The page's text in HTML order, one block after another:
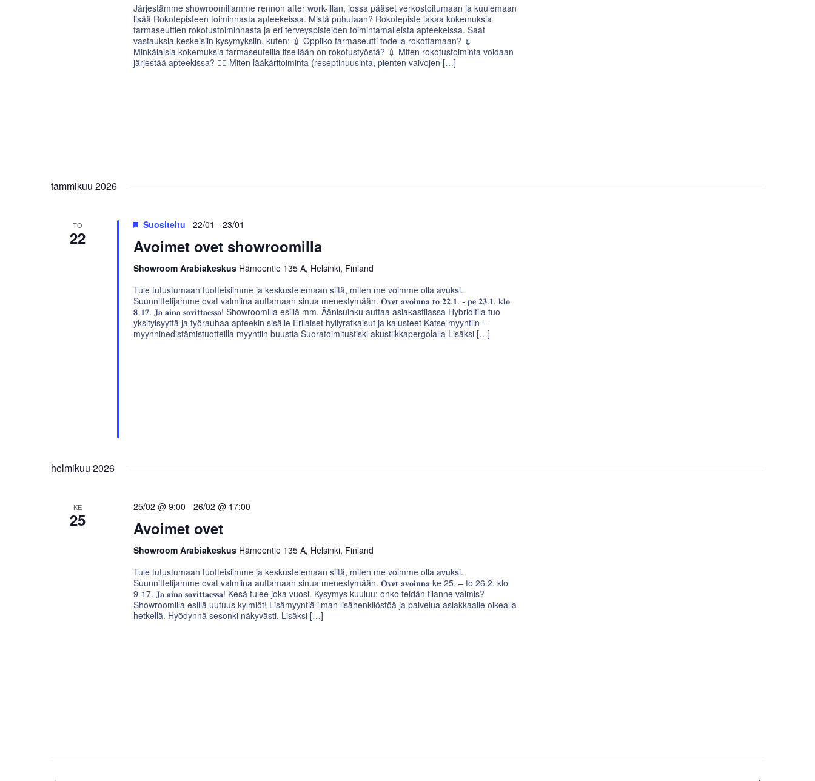
Järjestämme showroomillamme rennon after work-illan, jossa pääset verkostoitumaan ja kuulemaan
lisää Rokotepisteen toiminnasta apteekeissa. Mistä puhutaan? Rokotepiste jakaa kokemuksia
farmaseuttien rokotustoiminnasta ja eri terveyspisteiden toimintamalleista apteekeissa. Saat
vastauksia keskeisiin kysymyksiin, kuten: 💉 Oppiiko farmaseutti todella rokottamaan? 💉
Minkälaisia kokemuksia farmaseuteilla itsellään on rokotustyöstä? 💉 Miten rokotustoiminta voidaan
järjestää apteekissa? 🧑‍⚕️ Miten lääkäritoiminta (reseptinuusinta, pienten vaivojen […]
tammikuu 2026
TO
22
Suositeltu 22/01 - 23/01
Avoimet ovet showroomilla
Showroom Arabiakeskus Hämeentie 135 A, Helsinki, Finland
Tule tutustumaan tuotteisiimme ja keskustelemaan siitä, miten me voimme olla avuksi.
Suunnittelijamme ovat valmiina auttamaan sinua menestymään. 𝐎𝐯𝐞𝐭 𝐚𝐯𝐨𝐢𝐧𝐧𝐚 𝐭𝐨 𝟐𝟐.𝟏. - 𝐩𝐞 𝟐𝟑.𝟏. 𝐤𝐥𝐨
𝟖-𝟏𝟕. 𝐉𝐚 𝐚𝐢𝐧𝐚 𝐬𝐨𝐯𝐢𝐭𝐭𝐚𝐞𝐬𝐬𝐚! Showroomilla esillä mm. Äänisuihku auttaa asiakastilassa Hybriditila tuo
yksityisyyttä ja työrauhaa apteekin sisälle Erilaiset hyllyratkaisut ja kalusteet Katse myyntiin –
myynninedistämistuotteilla myyntiin buustia Suoratoimitustiski akustiikkapergolalla Lisäksi […]
helmikuu 2026
KE
25
25/02 @ 9:00 - 26/02 @ 17:00
Avoimet ovet
Showroom Arabiakeskus Hämeentie 135 A, Helsinki, Finland
Tule tutustumaan tuotteisiimme ja keskustelemaan siitä, miten me voimme olla avuksi.
Suunnittelijamme ovat valmiina auttamaan sinua menestymään. 𝐎𝐯𝐞𝐭 𝐚𝐯𝐨𝐢𝐧𝐧𝐚 ke 25. – to 26.2. klo
9-17. 𝐉𝐚 𝐚𝐢𝐧𝐚 𝐬𝐨𝐯𝐢𝐭𝐭𝐚𝐞𝐬𝐬𝐚! Kesä tulee joka vuosi. Kysymys kuuluu: onko teidän tilanne valmis?
Showroomilla esillä uutuus kylmiöt! Lisämyyntiä ilman lisähenkilöstöä ja palvelua asiakkaalle oikealla
hetkellä. Hyödynnä sesonki näkyvästi. Lisäksi […]